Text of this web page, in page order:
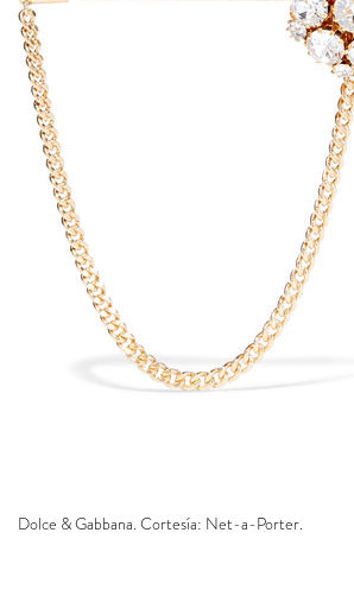
Dolce & Gabbana. Cortesía: Net-a-Porter.